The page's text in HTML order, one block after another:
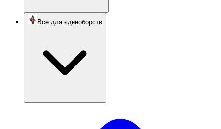
Все для єдиноборств